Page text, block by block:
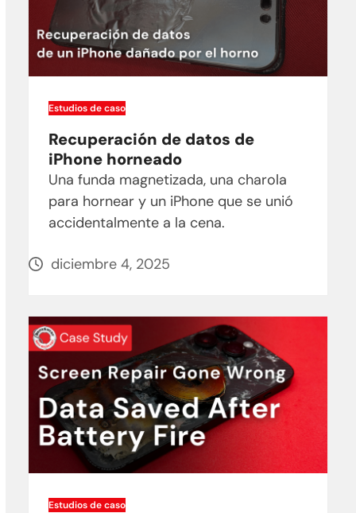
Estudios de caso
Recuperación de datos de
iPhone horneado
Una funda magnetizada, una charola
para hornear y un iPhone que se unió
accidentalmente a la cena.
diciembre 4, 2025
Estudios de caso